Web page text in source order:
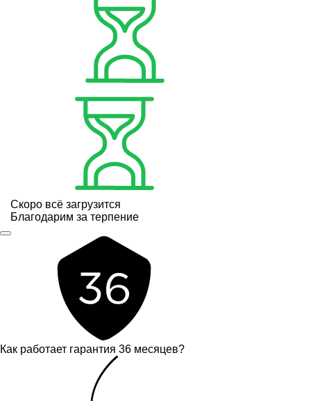
Скоро всё загрузится
Благодарим за терпение
Как работает гарантия 36 месяцев?